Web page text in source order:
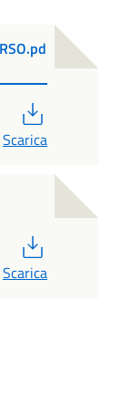
Scarica
Scarica